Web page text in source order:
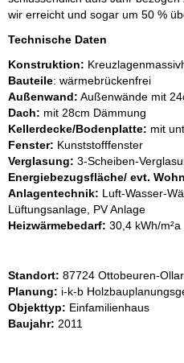
wir erreicht und sogar um 50 %
Technische Daten
Konstruktion:
Bauteile: wärmebrückenfrei
Außenwand: Außenwände mit
Dach: mit 28cm Dämmung
Kellerdecke/Bodenplatte: mit
Fenster: Kunststofffenster
Verglasung: 3-Scheiben-
Energiebezugsfläche/ evt.
Anlagentechnik: Luft-Wasser-
Lüftungsanlage, PV Anlage
Heizwärmebedarf: 30,4 kWh/m²a
Standort: 87724 Ottobeuren-
Planung: i-k-b
Objekttyp: Einfamilienhaus
Baujahr: 2011